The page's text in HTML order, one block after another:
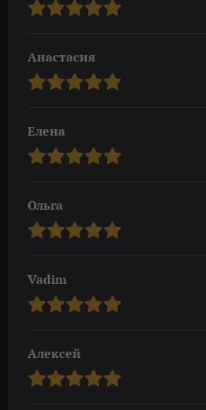
Анастасия
Елена
Ольга
Vadim
Алексей